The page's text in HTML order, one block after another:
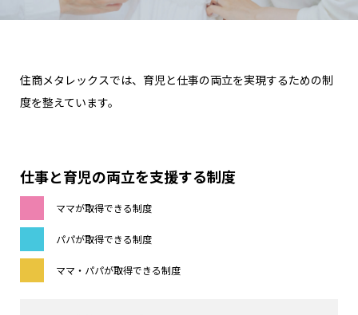
採用情報
住商メタレックスでは、育児と仕事の両立を実現するための制
度を整えています。
仕事と育児の両立を支援する制度
ママが取得できる制度
パパが取得できる制度
ママ・パパが取得できる制度